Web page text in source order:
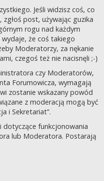
Jeśli widzisz coś, co
zgłoś post, używając guzika
rogu nad każdym
wydaje, że coś takiego
Moderatorzy, za nękanie
czegoś też nie nacisnęli ;-)
czy Moderatorów,
Forumowicza, wymagają
zostanie wskazany powód
z moderacją mogą być
i Sekretariat”.
dotyczące funkcjonowania
lub Moderatora. Postarają